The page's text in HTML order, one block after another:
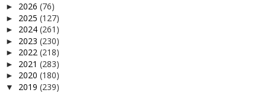
► 2026 (76)
► 2025 (127)
► 2024 (261)
► 2023 (230)
► 2022 (218)
► 2021 (283)
► 2020 (180)
▼ 2019 (239)